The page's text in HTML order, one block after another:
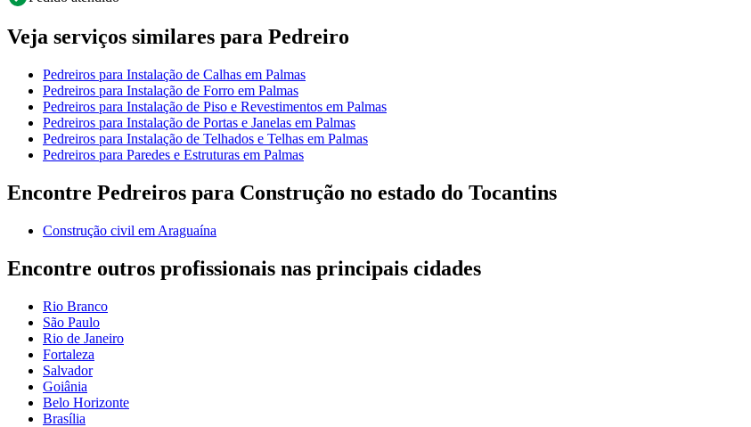
Veja serviços similares para Pedreiro
Pedreiros para Instalação de Calhas em Palmas
Pedreiros para Instalação de Forro em Palmas
Pedreiros para Instalação de Piso e Revestimentos em Palmas
Pedreiros para Instalação de Portas e Janelas em Palmas
Pedreiros para Instalação de Telhados e Telhas em Palmas
Pedreiros para Paredes e Estruturas em Palmas
Encontre Pedreiros para Construção no estado do Tocantins
Construção civil em Araguaína
Encontre outros profissionais nas principais cidades
Rio Branco
São Paulo
Rio de Janeiro
Fortaleza
Salvador
Goiânia
Belo Horizonte
Brasília